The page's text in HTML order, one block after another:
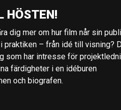
HÖSTEN!
dig mer om hur film når sin
praktiken – från idé till visning?
som har intresse för
färdigheter i en idéburen
och biografen.